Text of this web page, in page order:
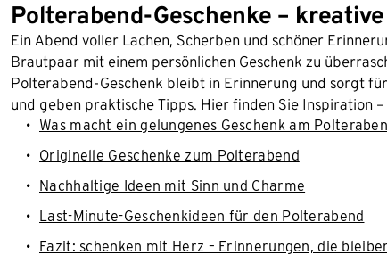
Polterabend-Geschenke –
Ein Abend voller Lachen, Scherben und schöner
Brautpaar mit einem persönlichen Geschenk zu
Polterabend-Geschenk bleibt in Erinnerung und sorgt
und geben praktische Tipps. Hier finden Sie Inspiration
Was macht ein gelungenes Geschenk am
Originelle Geschenke zum Polterabend
Nachhaltige Ideen mit Sinn und Charme
Last-Minute-Geschenkideen für den Polterabend
Fazit: schenken mit Herz – Erinnerungen, die